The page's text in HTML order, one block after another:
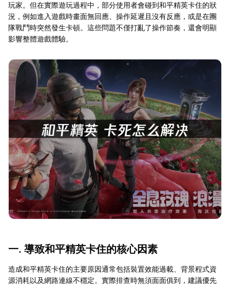
玩家。但在實際遊玩過程中，部分使用者會碰到和平精英卡住的狀
況，例如進入遊戲時畫面無回應、操作延遲且沒有反應，或是在團
隊戰鬥時突然發生卡頓。這些問題不僅打亂了操作節奏，還會明顯
影響整體遊戲體驗。
一. 導致和平精英卡住的核心因素
造成和平精英卡住的主要原因通常包括裝置效能過載、背景程式資
源消耗以及網路連線不穩定。實際排查時無須面面俱到，建議優先